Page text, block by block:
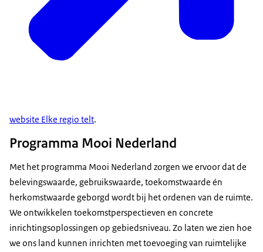
website Elke regio telt.
Programma Mooi Nederland
Met het programma Mooi Nederland zorgen we ervoor dat de
belevingswaarde, gebruikswaarde, toekomstwaarde én
herkomstwaarde geborgd wordt bij het ordenen van de ruimte.
We ontwikkelen toekomstperspectieven en concrete
inrichtingsoplossingen op gebiedsniveau. Zo laten we zien hoe
we ons land kunnen inrichten met toevoeging van ruimtelijke